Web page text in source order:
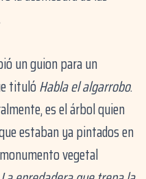
un guion para un
titulóHabla el algarrobo.
es el árbol quien
estaban ya pintados en
vegetal